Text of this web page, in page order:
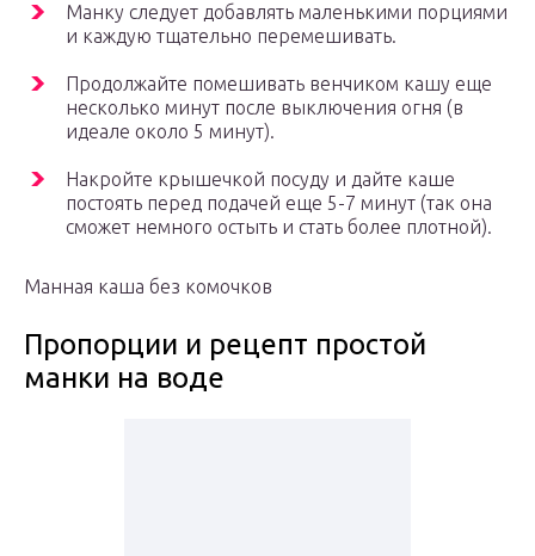
Манку следует добавлять маленькими порциями
и каждую тщательно перемешивать.
Продолжайте помешивать венчиком кашу еще
несколько минут после выключения огня (в
идеале около 5 минут).
Накройте крышечкой посуду и дайте каше
постоять перед подачей еще 5-7 минут (так она
сможет немного остыть и стать более плотной).
Манная каша без комочков
Пропорции и рецепт простой
манки на воде